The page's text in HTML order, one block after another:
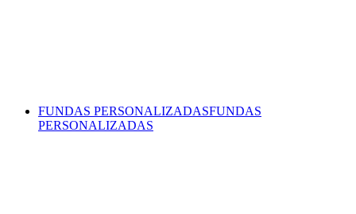
FUNDAS PERSONALIZADASFUNDAS
PERSONALIZADAS